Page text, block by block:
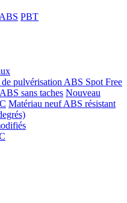
PBT
pulvérisation ABS Spot Free
sans taches Nouveau
Matériau neuf ABS résistant